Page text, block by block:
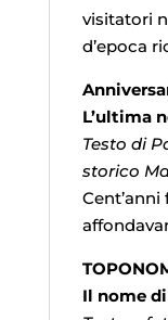
visitatori
d’epoca
L’ultima
Testo di
storico
Cent’anni
Il nome